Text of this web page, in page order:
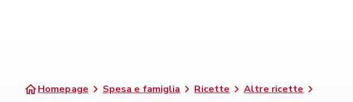
Homepage Spesa e famiglia Ricette
Altre ricette